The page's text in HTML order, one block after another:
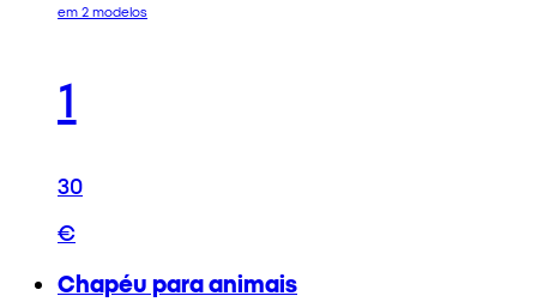
em 2 modelos
1
30
€
Chapéu para animais